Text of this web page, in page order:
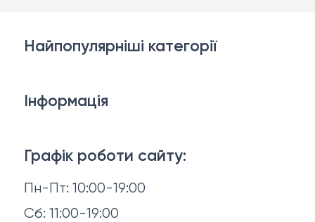
Графік роботи сайту:
Пн-Пт: 10:00-19:00
Сб: 11:00-19:00
Найпопулярніші категорії
Матраци
Аксесуари для сну
Інформація
Повернення й обмін